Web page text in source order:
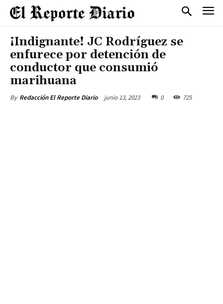
¡Indignante! JC Rodríguez se
enfurece por detención de
conductor que consumió
marihuana
By Redacción El Reporte Diario junio 13, 2023 0 725